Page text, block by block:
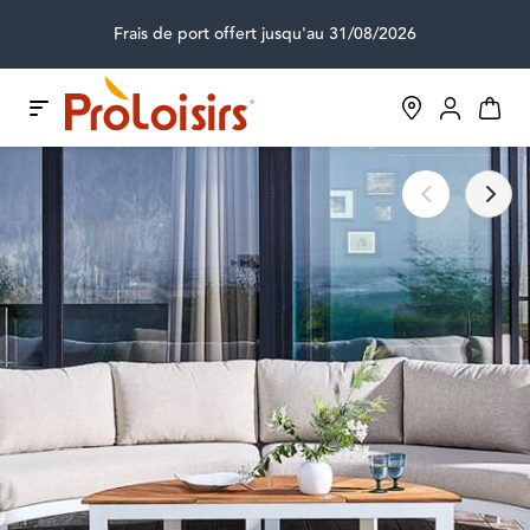
Frais de port offert jusqu'au 31/08/2026